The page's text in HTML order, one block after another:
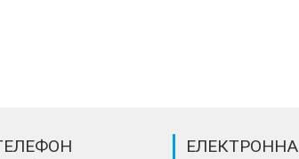
ЕЛЕКТРОННА